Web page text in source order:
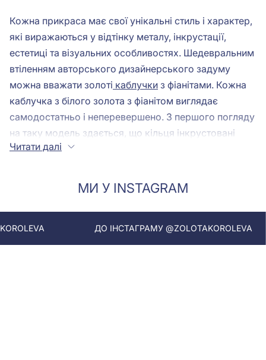
Кожна прикраса має свої унікальні стиль і характер,
які виражаються у відтінку металу, інкрустації,
естетиці та візуальних особливостях. Шедевральним
втіленням авторського дизайнерського задуму
можна вважати золоті каблучки з фіанітами. Кожна
каблучка з білого золота з фіанітом виглядає
самодостатньо і неперевершено. З першого погляду
на таку модель здається, що кільця інкрустовані
діамантами - про це свідчать сяйво та яскравий
інвестицій будуть приємно здивовані тим, що на роль
вставок використовуються синтетичні камені фіаніти.
Ізолота каблучказ фіанітами коштує недорого.
Порівнюють моделі з діамантами завдяки їхній
нереальній зовнішній схожості - для того, щоб їх
Читати далі
МИ У INSTAGRAM
ДО ІНСТАГРАМУ @ZOLOTAKOROLEVA ДО